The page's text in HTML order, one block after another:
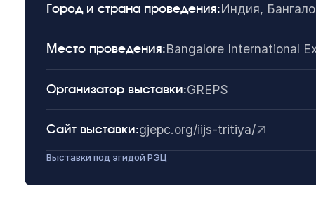
Город и страна проведения:Индия,
Место проведения:Bangalore International
Организатор выставки:GREPS
Сайт выставки:gjepc.org/iijs-tritiya/
Выставки под эгидой РЭЦ